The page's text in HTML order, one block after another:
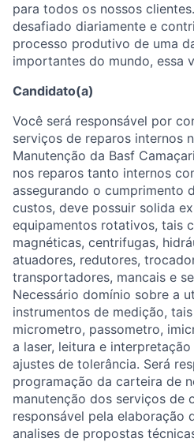
para todos os nossos
desafiado diariamente e
processo produtivo de uma
importantes do mundo, essa
Candidato(a)
Você será responsável por
serviços de reparos internos
Manutenção da Basf
nos reparos tanto internos
assegurando o cumprimento
custos, deve possuir solida
equipamentos rotativos, tais
magnéticas, centrifugas,
atuadores, redutores,
transportadores, mancais e
Necessário domínio sobre a
instrumentos de medição,
micrometro, passometro,
a laser, leitura e
ajustes de tolerância. Será
programação da carteira de
manutenção dos serviços de
responsável pela elaboração
analises de propostas